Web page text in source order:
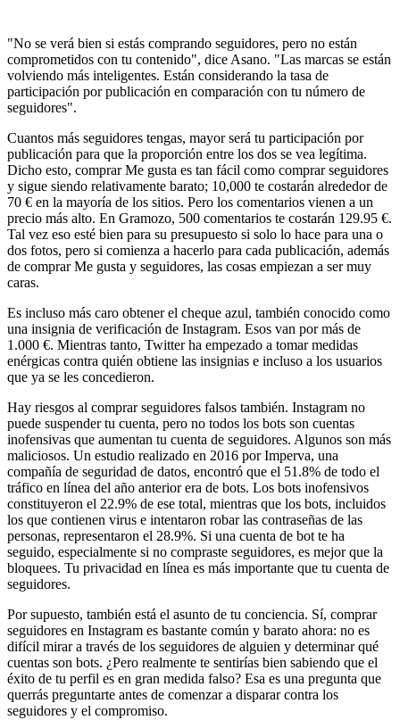
"No se verá bien si estás comprando seguidores, pero no están
comprometidos con tu contenido", dice Asano. "Las marcas se están
volviendo más inteligentes. Están considerando la tasa de
participación por publicación en comparación con tu número de
seguidores".
Cuantos más seguidores tengas, mayor será tu participación por
publicación para que la proporción entre los dos se vea legítima.
Dicho esto, comprar Me gusta es tan fácil como comprar seguidores
y sigue siendo relativamente barato; 10,000 te costarán alrededor de
70 € en la mayoría de los sitios. Pero los comentarios vienen a un
precio más alto. En Gramozo, 500 comentarios te costarán 129.95 €.
Tal vez eso esté bien para su presupuesto si solo lo hace para una o
dos fotos, pero si comienza a hacerlo para cada publicación, además
de comprar Me gusta y seguidores, las cosas empiezan a ser muy
caras.
Es incluso más caro obtener el cheque azul, también conocido como
una insignia de verificación de Instagram. Esos van por más de
1.000 €. Mientras tanto, Twitter ha empezado a tomar medidas
enérgicas contra quién obtiene las insignias e incluso a los usuarios
que ya se les concedieron.
Hay riesgos al comprar seguidores falsos también. Instagram no
puede suspender tu cuenta, pero no todos los bots son cuentas
inofensivas que aumentan tu cuenta de seguidores. Algunos son más
maliciosos. Un estudio realizado en 2016 por Imperva, una
compañía de seguridad de datos, encontró que el 51.8% de todo el
tráfico en línea del año anterior era de bots. Los bots inofensivos
constituyeron el 22.9% de ese total, mientras que los bots, incluidos
los que contienen virus e intentaron robar las contraseñas de las
personas, representaron el 28.9%. Si una cuenta de bot te ha
seguido, especialmente si no compraste seguidores, es mejor que la
bloquees. Tu privacidad en línea es más importante que tu cuenta de
seguidores.
Por supuesto, también está el asunto de tu conciencia. Sí, comprar
seguidores en Instagram es bastante común y barato ahora: no es
difícil mirar a través de los seguidores de alguien y determinar qué
cuentas son bots. ¿Pero realmente te sentirías bien sabiendo que el
éxito de tu perfil es en gran medida falso? Esa es una pregunta que
querrás preguntarte antes de comenzar a disparar contra los
seguidores y el compromiso.